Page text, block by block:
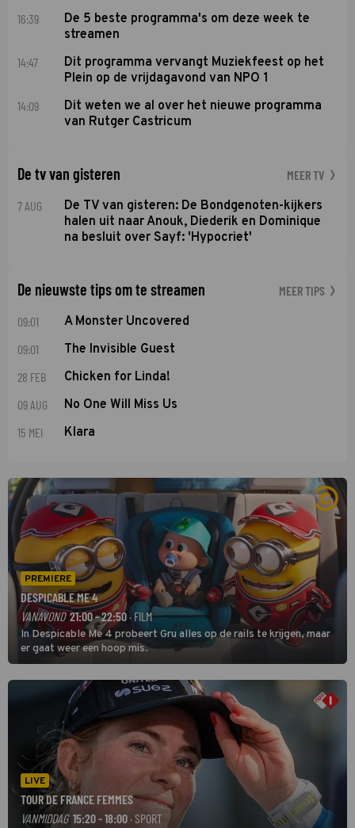
16:39
De 5 beste programma's om deze week te
streamen
14:47
Dit programma vervangt Muziekfeest op het
Plein op de vrijdagavond van NPO 1
14:09
Dit weten we al over het nieuwe programma
van Rutger Castricum
De tv van gisteren MEER TV
7 AUG
De TV van gisteren: De Bondgenoten-kijkers
halen uit naar Anouk, Diederik en Dominique
na besluit over Sayf: 'Hypocriet'
De nieuwste tips om te streamen MEER TIPS
09:01 A Monster Uncovered
09:01 The Invisible Guest
28 FEB Chicken for Linda!
09 AUG No One Will Miss Us
15 MEI Klara
PREMIERE
DESPICABLE ME 4
VANAVOND 21:00 - 22:50 · FILM
In Despicable Me 4 probeert Gru alles op de rails te krijgen, maar
er gaat weer een hoop mis.
LIVE
TOUR DE FRANCE FEMMES
VANMIDDAG 15:20 - 18:00 · SPORT